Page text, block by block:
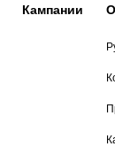
Кампании